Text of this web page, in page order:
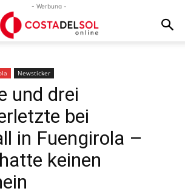
- Werbung -
Newsticker
und drei
bei
in Fuengirola –
keinen